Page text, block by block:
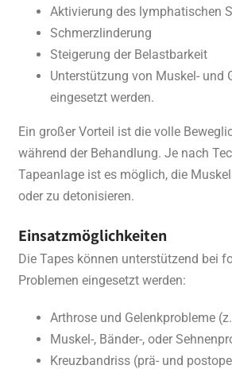
Aktivierung des lymphatischen
Schmerzlinderung
Steigerung der Belastbarkeit
Unterstützung von Muskel- und
eingesetzt werden.
Ein großer Vorteil ist die volle
während der Behandlung. Je nach
Tapeanlage ist es möglich, die
oder zu detonisieren.
Einsatzmöglichkeiten
Die Tapes können unterstützend bei
Problemen eingesetzt werden:
Arthrose und Gelenkprobleme
Muskel-, Bänder-, oder
Kreuzbandriss (prä- und